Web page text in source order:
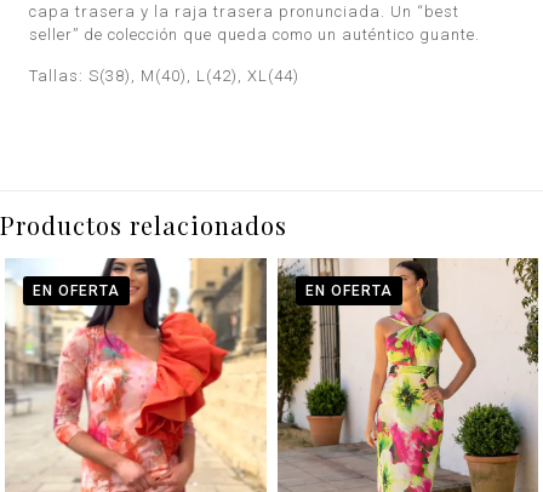
capa trasera y la raja trasera pronunciada. Un “best
seller” de colección que queda como un auténtico guante.
Tallas: S(38), M(40), L(42), XL(44)
Productos relacionados
EN OFERTA EN OFERTA